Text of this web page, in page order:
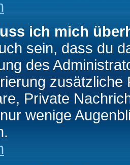
ich mich
sein, dass du
des
Private
wenige